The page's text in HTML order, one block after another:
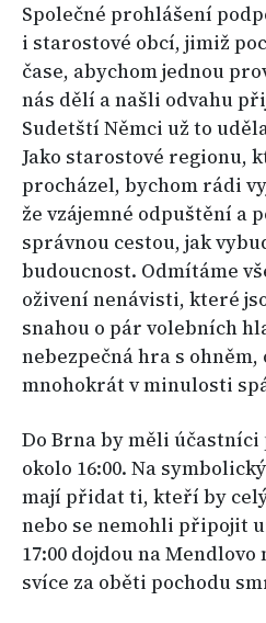
Společné prohlášení
i starostové obcí, jimiž
čase, abychom jednou
nás dělí a našli odvahu
Sudetští Němci už to
Jako starostové regionu,
procházel, bychom rádi
že vzájemné odpuštění a
správnou cestou, jak
budoucnost. Odmítáme
oživení nenávisti, které
snahou o pár volebních
nebezpečná hra s ohněm,
mnohokrát v minulosti
Do Brna by měli
okolo 16:00. Na
mají přidat ti, kteří by
nebo se nemohli připojit
17:00 dojdou na
svíce za oběti pochodu